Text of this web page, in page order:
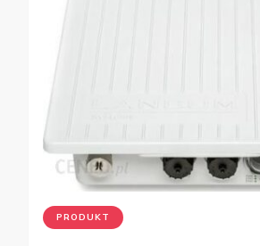
PRODUKT